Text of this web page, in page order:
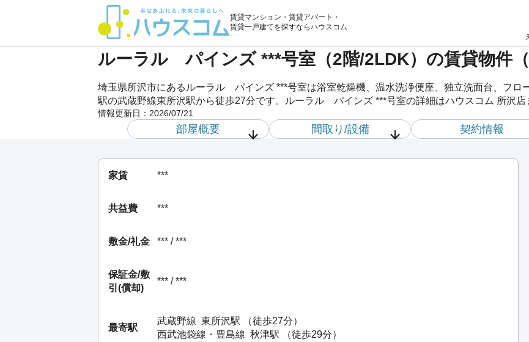
賃貸マンション・賃貸アパート・
賃貸一戸建てを探すならハウスコム
ルーラル パインズ ***号室（2階/2LDK）の賃貸物件（
埼玉県所沢市にあるルーラル パインズ ***号室は浴室乾燥機、温水洗浄便座、独立洗面台、フロ
駅の武蔵野線東所沢駅から徒歩27分です。ルーラル パインズ ***号室の詳細はハウスコム 所沢店
情報更新日： 2026/07/21
部屋概要 間取り/設備 契約情報
家賃 ***
共益費 ***
敷金/礼金 *** / ***
保証金/敷
引(償却)
*** / ***
最寄駅
武蔵野線 東所沢駅 （徒歩27分）
西武池袋線・豊島線 秋津駅 （徒歩29分）